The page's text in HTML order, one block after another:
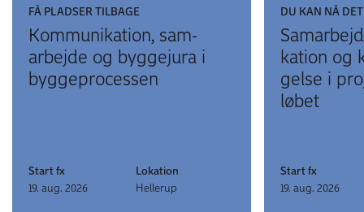
FÅ PLADSER TILBAGE
Kommuni­kation, sam­
arbejde og bygge­jura i
bygge­processen
Start fx
19. aug. 2026
Lokation
Hellerup
DU KAN NÅ
kation og
gelse i
løbet
Start fx
19. aug. 2026